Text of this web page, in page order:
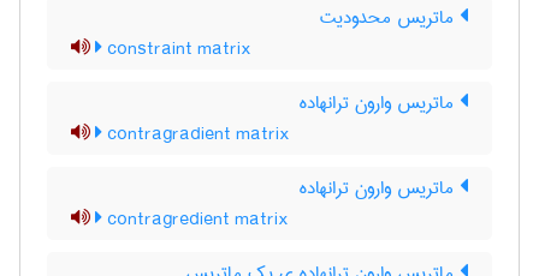
ماتریس محدودیت
constraint matrix
ماتریس وارون ترانهاده
contragradient matrix
ماتریس وارون ترانهاده
contragredient matrix